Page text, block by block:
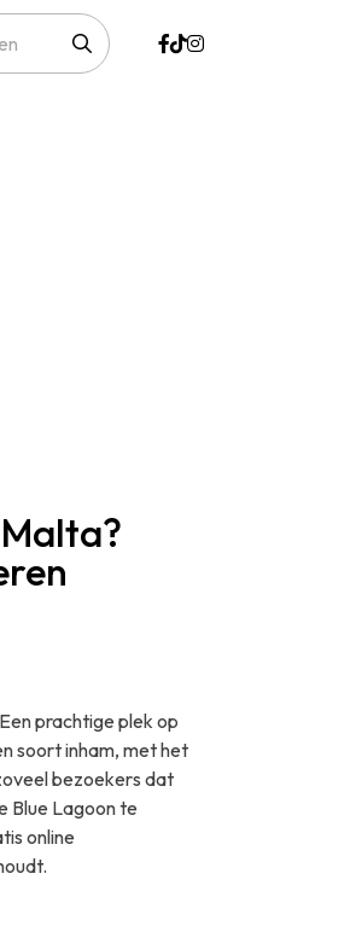
prachtige plek op
soort inham, met het
bezoekers dat
Blue Lagoon te
online